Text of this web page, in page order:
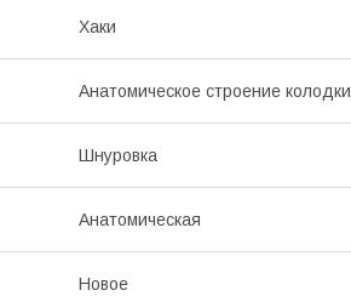
Хаки
Анатомическое строение колодки
Шнуровка
Анатомическая
Новое